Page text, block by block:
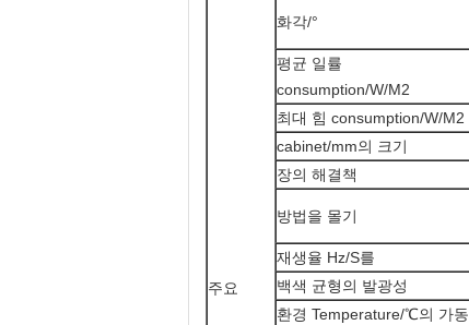
주요
화각/°
평균 일률
consumption/W/M2
최대 힘 consumption/W/M2
cabinet/mm의 크기
장의 해결책
방법을 몰기
재생율 Hz/S를
백색 균형의 발광성
환경 Temperature/℃의 가동